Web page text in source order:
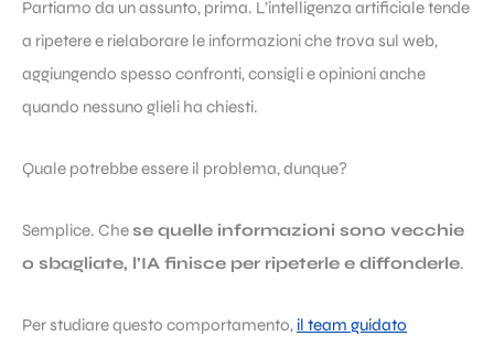
Partiamo da un assunto, prima. L’intelligenza artificiale tende
a ripetere e rielaborare le informazioni che trova sul web,
aggiungendo spesso confronti, consigli e opinioni anche
quando nessuno glieli ha chiesti.
Quale potrebbe essere il problema, dunque?
Semplice. Chese quelle informazioni sono vecchie
o sbagliate, l’IA finisce per ripeterle e diffonderle.
Per studiare questo comportamento, il team guidato